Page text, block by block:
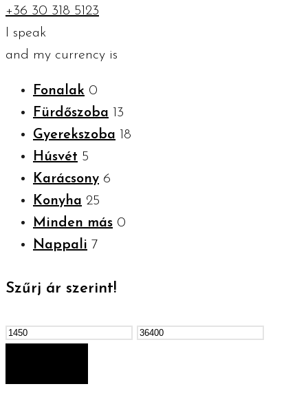
+36 30 318 5123
I speak
and my currency is
Fonalak 0
Fürdőszoba 13
Gyerekszoba 18
Húsvét 5
Karácsony 6
Konyha 25
Minden más 0
Nappali 7
Szűrj ár szerint!
Min
Max